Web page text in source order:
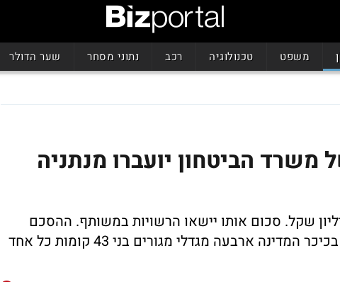
משפט טכנולוגיה רכב נתוני מסחר שער הדולר
משרד הביטחון יועברו מנתניה
הסטת הקרניים עומדת על כ-60 מיליון שקל. סכום אותו יישאו הרשויות במשותף. ההסכם
צפוי לאפשר הפקדת תוכנית לפיה ייבנו בכיכר המדינה ארבעה מגדלי מגורים בני 43 קומות כל אחד